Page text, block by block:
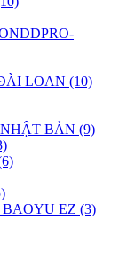
LOAN (10)
BẢN (9)
EZ (3)